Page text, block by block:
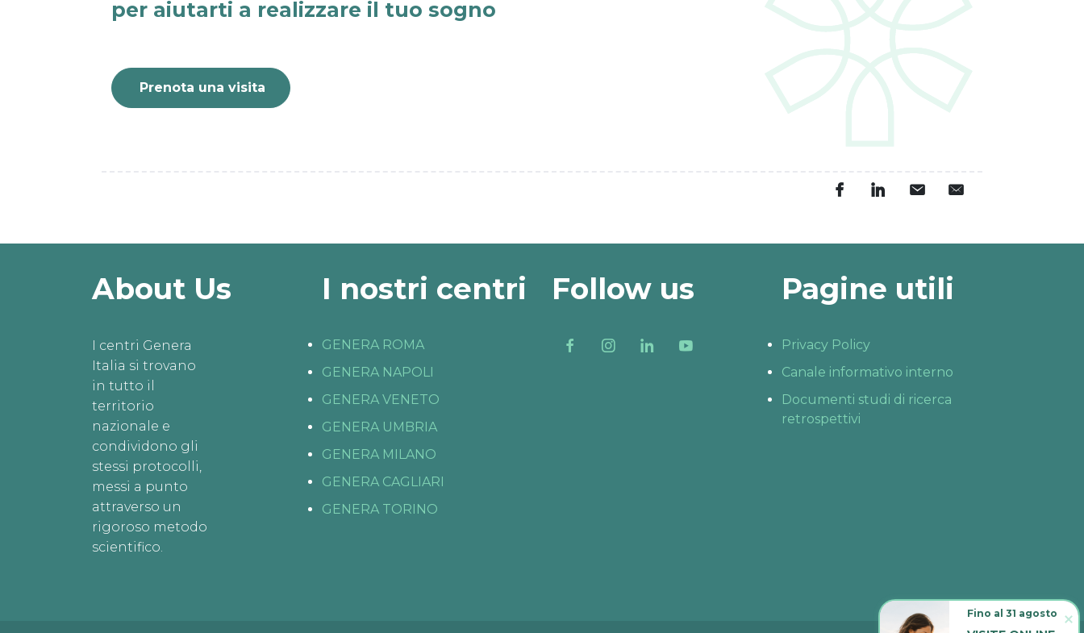
per aiutarti a realizzare il tuo sogno
Prenota una visita
About Us
I centri Genera
Italia si trovano
in tutto il
territorio
nazionale e
condividono gli
stessi protocolli,
messi a punto
attraverso un
rigoroso metodo
scientifico.
I nostri centri
GENERA ROMA
GENERA NAPOLI
GENERA VENETO
GENERA UMBRIA
GENERA MILANO
GENERA CAGLIARI
GENERA TORINO
Follow us Pagine utili
Privacy Policy
Canale informativo interno
Documenti studi di ricerca
retrospettivi
Fino al 31 agosto